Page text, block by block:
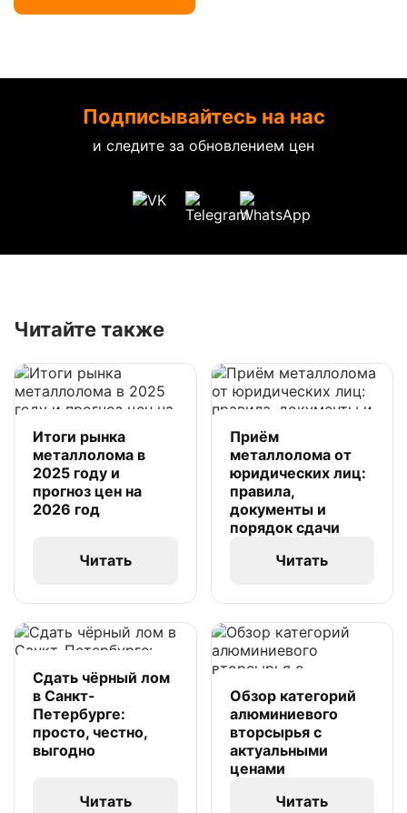
Подписывайтесь на нас
и следите за обновлением цен
Читайте также
Итоги рынка
металлолома в
2025 году и
прогноз цен на
2026 год
Читать
Приём
металлолома от
юридических лиц:
правила,
документы и
порядок сдачи
Читать
Сдать чёрный лом
в Санкт-
Петербурге:
просто, честно,
выгодно
Читать
Обзор категорий
алюминиевого
вторсырья с
актуальными
ценами
Читать